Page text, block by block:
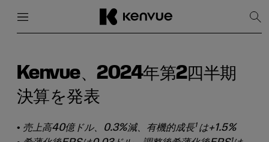
検
索
Kenvue、2024年第2四半期
決算を発表
• 売上高40億ドル、0.3%減、有機的成長1 は+1.5%
1